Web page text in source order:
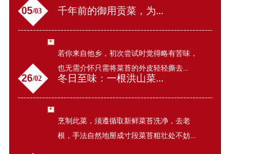
05/03 千年前的御用贡菜，为...
若你来自他乡，初次尝试时觉得略有苦味，
也无需介怀只需将菜苔的外皮轻轻撕去...
26/02 冬日至味：一根洪山菜...
烹制此菜，须遵循取新鲜菜苔洗净，去老
根，手法自然地掰成寸段菜苔粗壮处不妨...